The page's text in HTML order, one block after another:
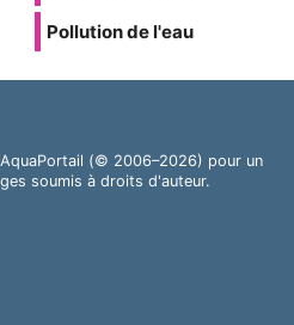
Pollution de l'eau
(© 2006–2026) pour un
soumis à droits d'auteur.